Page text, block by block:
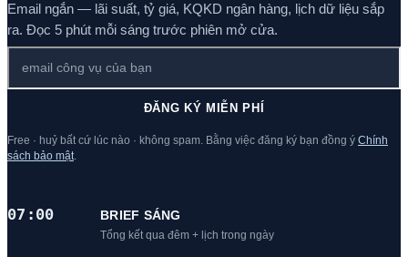
Email ngắn — lãi suất, tỷ giá, KQKD ngân hàng, lịch dữ liệu sắp
ra. Đọc 5 phút mỗi sáng trước phiên mở cửa.
ĐĂNG KÝ MIỄN PHÍ
Free · huỷ bất cứ lúc nào · không spam. Bằng việc đăng ký bạn đồng ý Chính
sách bảo mật
07:00 BRIEF SÁNG
Tổng kết qua đêm + lịch trong ngày